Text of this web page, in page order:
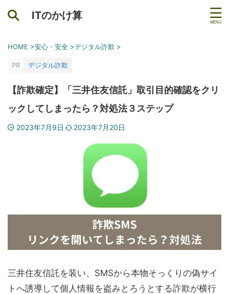
ITのかけ算
HOME >安心・安全 >デジタル詐欺 >
PR デジタル詐欺
【詐欺確定】「三井住友信託」取引目的確認をクリ
ックしてしまったら？対処法３ステップ
2023年7月9日 2023年7月20日
三井住友信託を装い、SMSから本物そっくりの偽サイ
トへ誘導して個人情報を盗みとろうとする詐欺が横行